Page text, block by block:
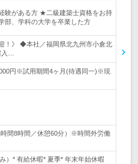
験がある方 ★二級建築士資格をお持
部、学科の大学を卒業した方
！》 ◆本社／福岡県北九州市小倉北
…
円※試用期間4ヶ月(待遇同一)※現
間8時間／休憩60分）※時間外労働
）* 有給休暇* 夏季* 年末年始休暇